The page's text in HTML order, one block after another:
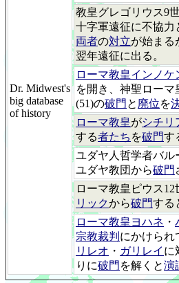
Dr. Midwest's
big database
of history
教皇グレゴリウス9世
十字軍遠征に不協力
両者の対立が始まる
翌年遠征に出る。
ローマ教皇インノケ
を開き、神聖ロー
(51)の破門 と 廃位を
ローマ教皇がシチリ
する者たち を破門す
ユダヤ人哲学者バル
ユダヤ教団から破門
ローマ教皇ピウス12
リックから破門する
ローマ教皇ヨハネ ・
宗教裁判 にかけられ
リレオ ・ ガリレイ に
りに破門 を解くと演